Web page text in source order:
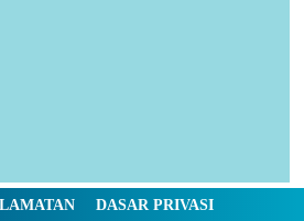
DASAR PRIVASI